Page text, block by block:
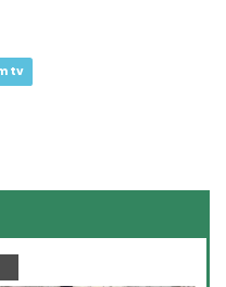
tv
her mevsim...